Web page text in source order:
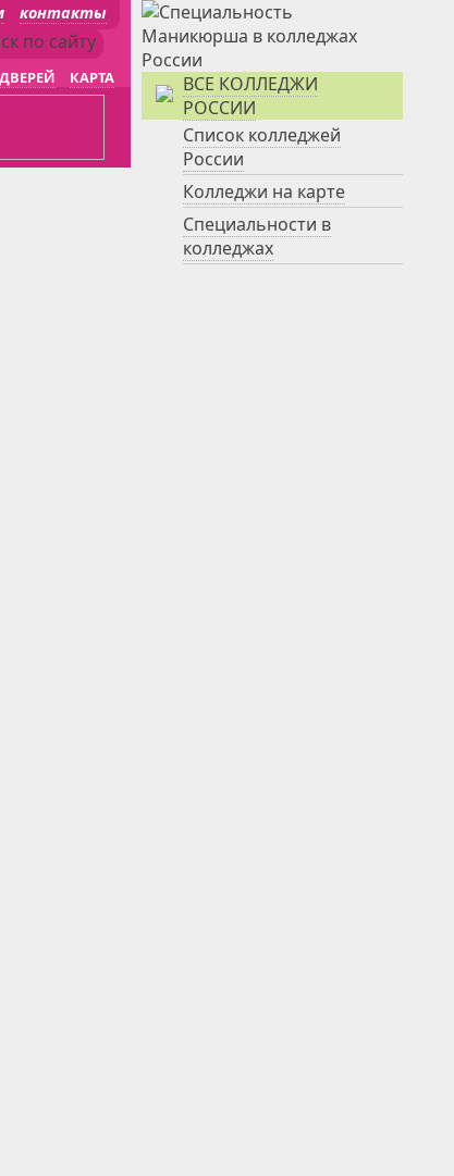
контакты
КАРТА
ВСЕ КОЛЛЕДЖИ
РОССИИ
Список колледжей
России
Колледжи на карте
Специальности в
колледжах